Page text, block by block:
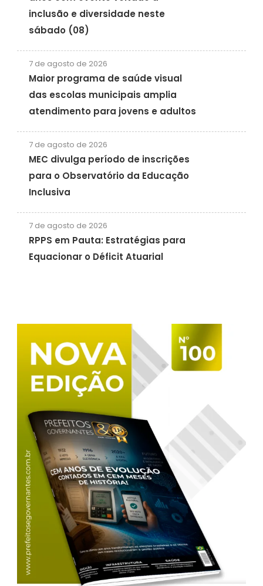
inclusão e diversidade neste
sábado (08)
7 de agosto de 2026
Maior programa de saúde visual
das escolas municipais amplia
atendimento para jovens e adultos
7 de agosto de 2026
MEC divulga período de inscrições
para o Observatório da Educação
Inclusiva
7 de agosto de 2026
RPPS em Pauta: Estratégias para
Equacionar o Déficit Atuarial